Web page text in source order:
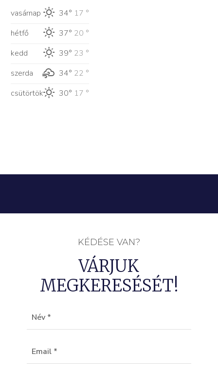
vasárnap 34° 17 °
hétfő
37° 20 °
kedd
39° 23 °
szerda
34° 22 °
csütörtök
30° 17 °
KÉDÉSE VAN?
VÁRJUK
MEGKERESÉSÉT!